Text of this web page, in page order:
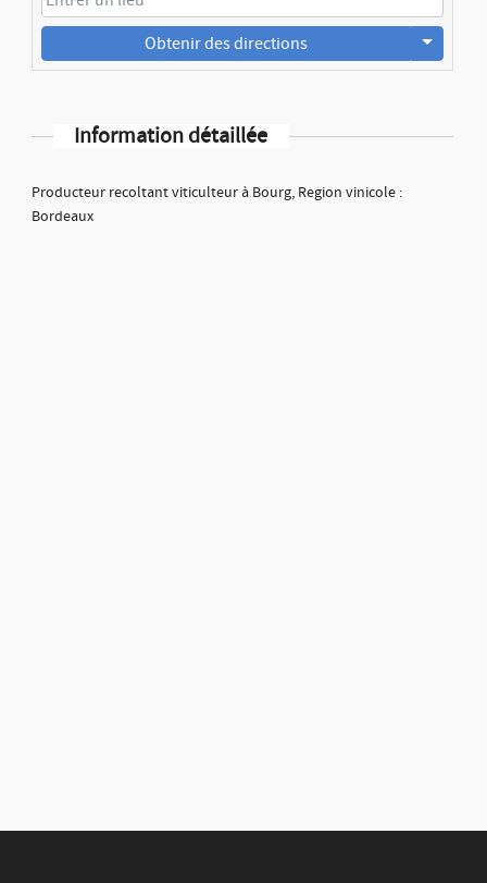
Obtenir des directions
Information détaillée
Producteur recoltant viticulteur à Bourg, Region vinicole :
Bordeaux